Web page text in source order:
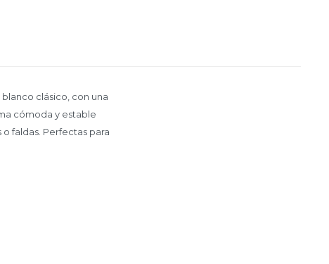
clásico, con una
cómoda y estable
faldas. Perfectas para